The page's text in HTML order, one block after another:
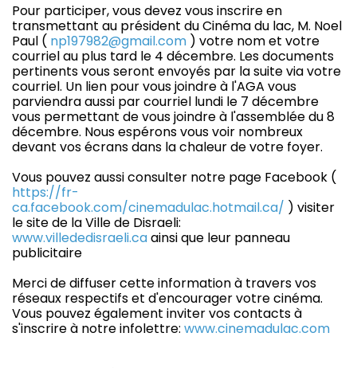
Pour participer, vous devez vous inscrire en
transmettant au président du Cinéma du lac, M. Noel
Paul ( np197982@gmail.com ) votre nom et votre
courriel au plus tard le 4 décembre. Les documents
pertinents vous seront envoyés par la suite via votre
courriel. Un lien pour vous joindre à l'AGA vous
parviendra aussi par courriel lundi le 7 décembre
vous permettant de vous joindre à l'assemblée du 8
décembre. Nous espérons vous voir nombreux
devant vos écrans dans la chaleur de votre foyer.
Vous pouvez aussi consulter notre page Facebook (
https://fr-
ca.facebook.com/cinemadulac.hotmail.ca/ ) visiter
le site de la Ville de Disraeli:
www.villededisraeli.caainsi que leur panneau
publicitaire
Merci de diffuser cette information à travers vos
réseaux respectifs et d'encourager votre cinéma.
Vous pouvez également inviter vos contacts à
s'inscrire à notre infolettre: www.cinemadulac.com